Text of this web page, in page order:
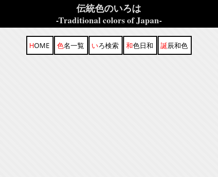
伝統色のいろは
-Traditional colors of Japan-
HOME 色名一覧 いろ検索 和色日和 誕辰和色